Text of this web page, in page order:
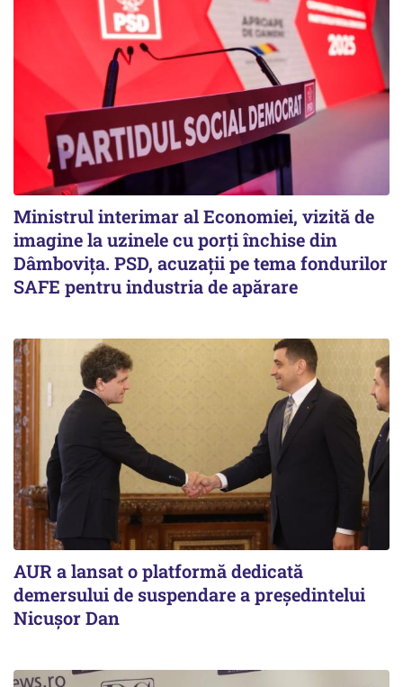
Ministrul interimar al Economiei, vizită de
imagine la uzinele cu porți închise din
Dâmbovița. PSD, acuzații pe tema fondurilor
SAFE pentru industria de apărare
AUR a lansat o platformă dedicată
demersului de suspendare a președintelui
Nicușor Dan